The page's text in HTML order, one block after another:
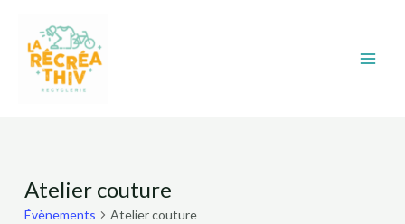
contenu
Atelier couture
Évènements Atelier couture
Évènements